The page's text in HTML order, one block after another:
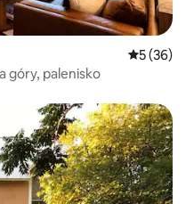
Średnia
5 (36)
góry, palenisko
gości